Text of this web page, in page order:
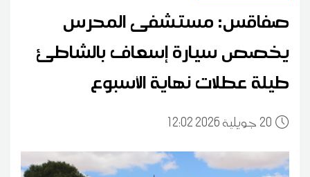
صفاقس: مستشفى المحرس
يخصص سيارة إسعاف بالشاطئ
طيلة عطلات نهاية الأسبوع
20 12:02 2026 جويلية